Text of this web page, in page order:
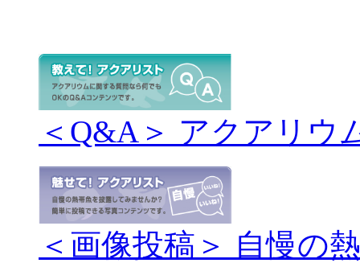
＜Q&A＞ アクアリウ
＜画像投稿＞ 自慢の